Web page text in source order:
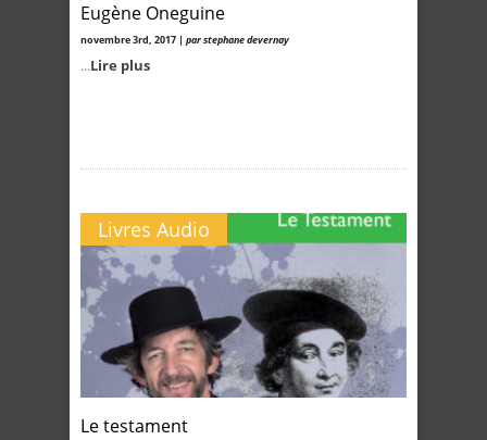
Eugène Oneguine
novembre 3rd, 2017 | par stephane devernay
...Lire plus
Livres Audio
Le testament